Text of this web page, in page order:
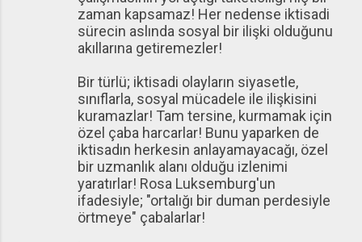
zaman kapsamaz! Her nedense iktisadi
sürecin aslında sosyal bir ilişki olduğunu
akıllarına getiremezler!
Bir türlü; iktisadi olayların siyasetle,
sınıflarla, sosyal mücadele ile ilişkisini
kuramazlar! Tam tersine, kurmamak için
özel çaba harcarlar! Bunu yaparken de
iktisadın herkesin anlayamayacağı, özel
bir uzmanlık alanı olduğu izlenimi
yaratırlar! Rosa Luksemburg'un
ifadesiyle; "ortalığı bir duman perdesiyle
örtmeye" çabalarlar!